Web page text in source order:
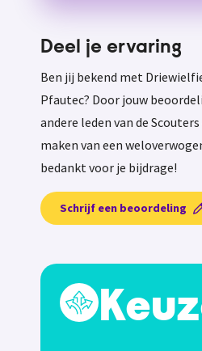
Deel je ervaring
Ben jij bekend met
Pfautec? Door jouw
andere leden van de
maken van een
bedankt voor je bijdrage!
Schrijf een beoordeling